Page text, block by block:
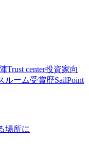
Trust center投資家向
ルーム受賞歴SailPoint
場所に